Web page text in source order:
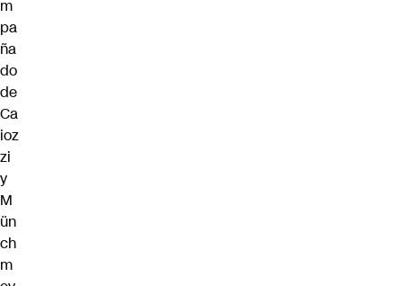
m
pa
ña
do
de
Ca
ioz
zi
y
M
ün
ch
m